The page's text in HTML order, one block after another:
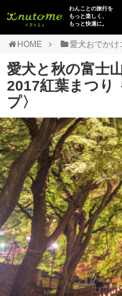
イヌトミィ
わんことの旅行を
もっと楽しく、
もっと快適に。
HOME 愛犬おでかけ
愛犬と秋の富士
2017紅葉まつり
プ〉